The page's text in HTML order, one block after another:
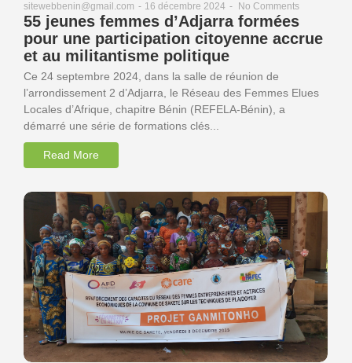
sitewebbenin@gmail.com - 16 décembre 2024 - No Comments
55 jeunes femmes d’Adjarra formées
pour une participation citoyenne accrue
et au militantisme politique
Ce 24 septembre 2024, dans la salle de réunion de
l’arrondissement 2 d’Adjarra, le Réseau des Femmes Elues
Locales d’Afrique, chapitre Bénin (REFELA-Bénin), a
démarré une série de formations clés...
Read More